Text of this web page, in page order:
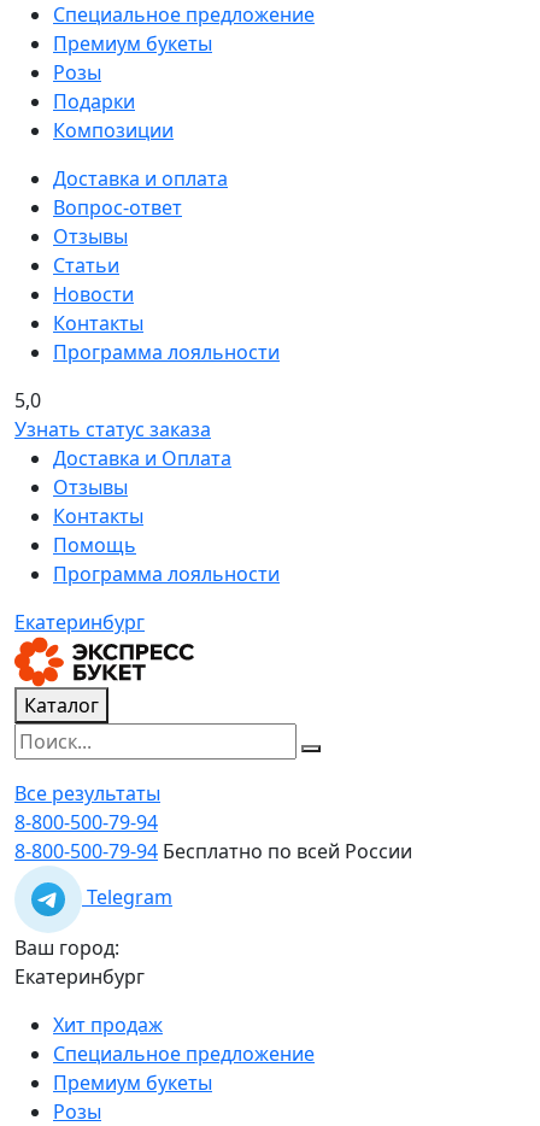
Специальное предложение
Премиум букеты
Розы
Подарки
Композиции
Доставка и оплата
Вопрос-ответ
Отзывы
Статьи
Новости
Контакты
Программа лояльности
5,0
Узнать статус заказа
Доставка и Оплата
Отзывы
Контакты
Помощь
Программа лояльности
Екатеринбург
Каталог
Все результаты
8-800-500-79-94
8-800-500-79-94 Бесплатно по всей России
Telegram
Ваш город:
Екатеринбург
Хит продаж
Специальное предложение
Премиум букеты
Розы